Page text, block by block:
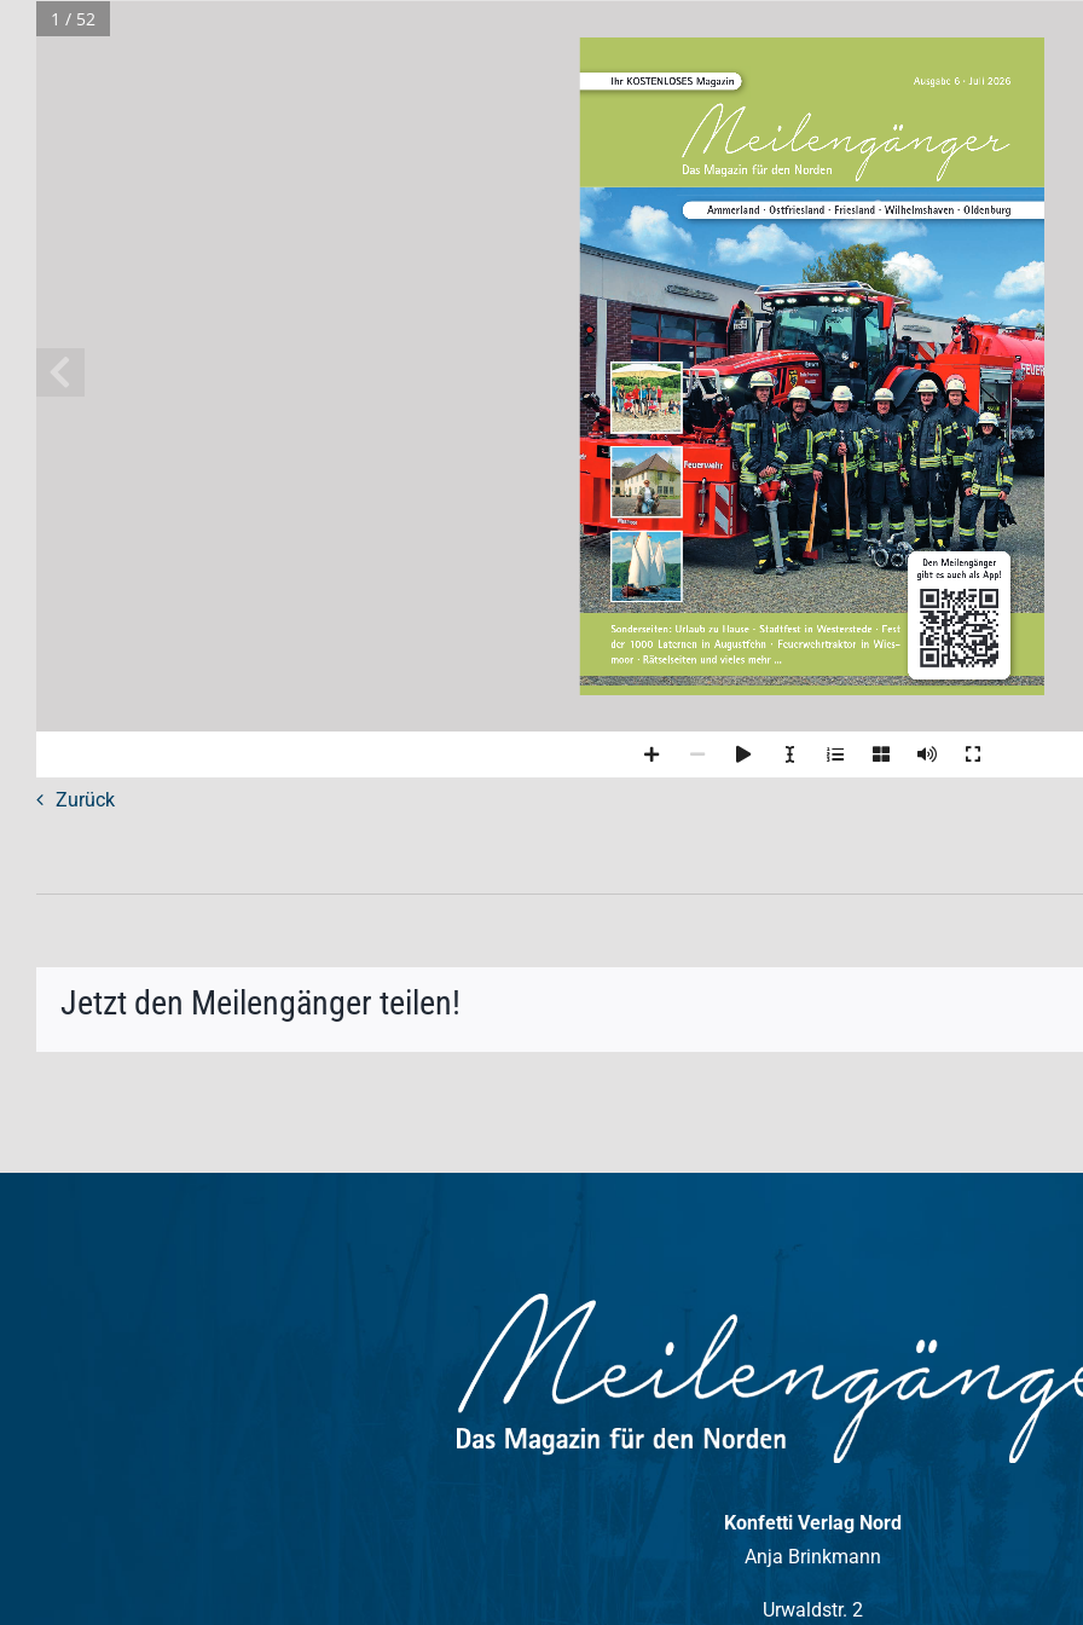
Ausgabe 6 · Juli 2026
Ihr KOSTENLOSES Magazin
Das Magazin für den Norden
      Ammerland ∙ Ostfriesland ∙ Friesland ∙ Wilhelmshaven ∙ Oldenburg
Sonderseiten: Urlaub zu Hause · Stadtfest in Westerstede · Fest
der  1000  Laternen  in  Augustfehn  ·  Feuerwehrtraktor  in  Wies-
moor · Rätselseiten und vieles mehr ...
Den Meilengänger
gibt es auch als App!
1 / 52
Zurück
Jetzt den Meilengänger teilen!
Konfetti Verlag Nord
Anja Brinkmann
Urwaldstr. 2